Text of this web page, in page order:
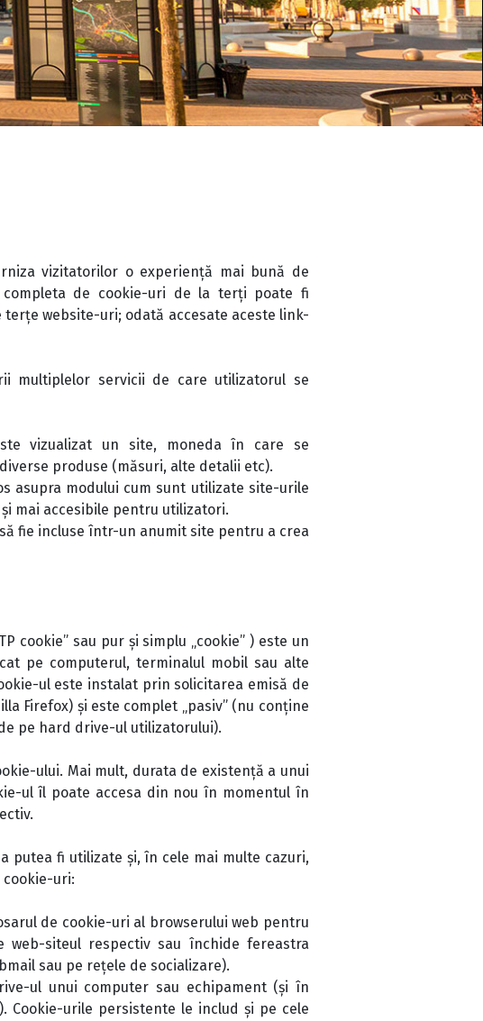
vizitatorilor o experiență mai bună de
completa de cookie-uri de la terți poate fi
website-uri; odată accesate aceste link-
multiplelor servicii de care utilizatorul se
vizualizat un site, moneda în care se
produse (măsuri, alte detalii etc).
asupra modului cum sunt utilizate site-urile
mai accesibile pentru utilizatori.
fie incluse într-un anumit site pentru a crea
cookie” sau pur și simplu „cookie” ) este un
pe computerul, terminalul mobil sau alte
ul este instalat prin solicitarea emisă de
Firefox) și este complet „pasiv” (nu conține
pe hard drive-ul utilizatorului).
ului. Mai mult, durata de existență a unui
ul îl poate accesa din nou în momentul în
putea fi utilizate și, în cele mai multe cazuri,
uri:
de cookie-uri al browserului web pentru
siteul respectiv sau închide fereastra
sau pe rețele de socializare).
ul unui computer sau echipament (și în
Cookie-urile persistente le includ și pe cele